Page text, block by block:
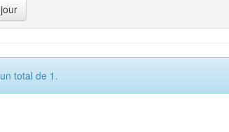
total de 1.